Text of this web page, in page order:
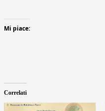
Mi piace:
Correlati